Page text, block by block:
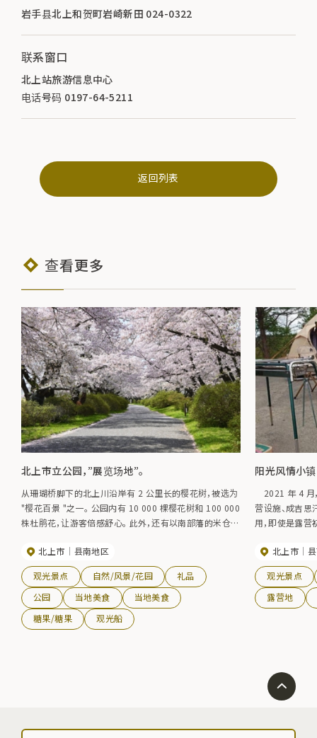
岩手县北上和贺町岩崎新田 024-0322
联系窗口
北上站旅游信息中心
电话号码 0197-64-5211
返回列表
查看更多
北上市立公园，”展览场地”。
从珊瑚桥脚下的北上川沿岸有 2 公里长的樱花树，被选为
"樱花百景 "之一。 公园内有 10 000 棵樱花树和 100 000
株杜鹃花，让游客倍感舒心。 此外，还有以南部藩的米仓为
的名为 "平田船 "的南部藩大型帆船、由古宅、商宅和武士
宅邸等 29 座历史建筑组成的道之国民俗村、佐藤八郎纪
念馆、利根山光神纪念美术馆和长廊、此外，这里还有一条
长廊和一条自行车道，一年四季都可以尽情游玩。
北上市 县南地区
观光景点 自然/风景/花园
礼品
公园
当地美食
当地美食
糖果/糖果
观光船
阳光风情小
2021 年 4 月
营设施、成吉
用，即使是露
度假和会议等。
北上市
观光景点
露营地